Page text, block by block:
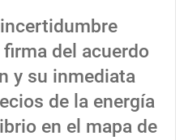
del acuerdo
y su inmediata
de la energía
en el mapa de